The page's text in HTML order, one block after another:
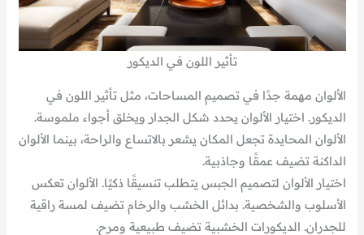
تأثير اللون في الديكور
الألوان مهمة جدًا في تصميم المساحات، مثل تأثير اللون في
الديكور. اختيار الألوان يحدد شكل الجدار ويخلق أجواء ملموسة.
الألوان المحايدة تجعل المكان يشعر بالاتساع والراحة، بينما الألوان
الداكنة تضيف عمقًا وجاذبية.
اختيار الألوان لتصميم الجبس يتطلب تنسيقًا ذكيًا. الألوان تعكس
الأسلوب والشخصية. بدائل الخشب والرخام تضيف لمسة راقية
للجدران. الديكورات الخشبية تضيف طبيعية ومرح.